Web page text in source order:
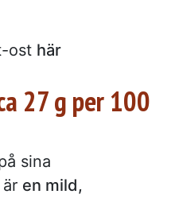
ost här
27 g per 100
sina
en mild,